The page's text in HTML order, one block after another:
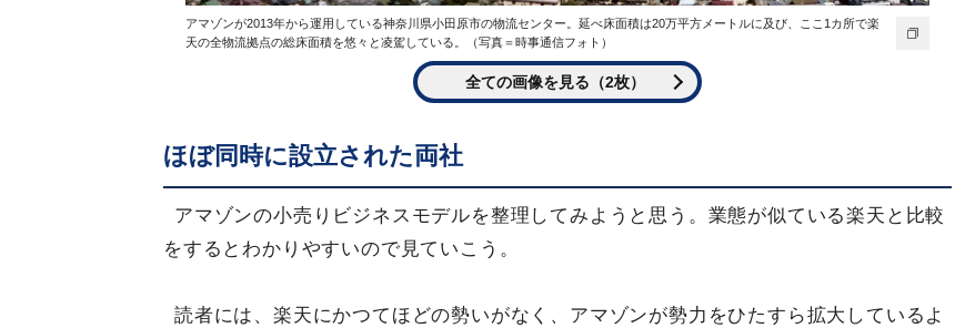
アマゾンが2013年から運用している神奈川県小田原市の物流センター。延べ床面積は20万平方メートルに及び、ここ1カ所で楽
天の全物流拠点の総床面積を悠々と凌駕している。（写真＝時事通信フォト）
全ての画像を見る（2枚）
ほぼ同時に設立された両社
アマゾンの小売りビジネスモデルを整理してみようと思う。業態が似ている楽天と比較
をするとわかりやすいので見ていこう。
読者には、楽天にかつてほどの勢いがなく、アマゾンが勢力をひたすら拡大しているよ